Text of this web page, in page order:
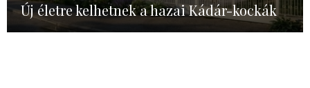
Új életre kelhetnek a hazai Kádár-kockák